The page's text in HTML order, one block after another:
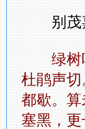
别
绿
杜鹃声
都歇。
塞黑，